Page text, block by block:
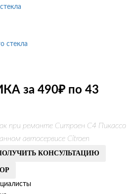
стекла
за 490₽ по 43
при ремонте Ситроен С4 Пикассо
автосервисе Citroen
КОНСУЛЬТАЦИЮ